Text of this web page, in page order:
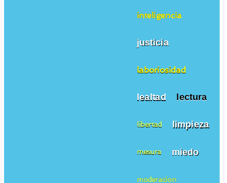
inteligencia
justicia
laboriosidad
lealtad lectura
libertad limpieza
mesura miedo
moderacion